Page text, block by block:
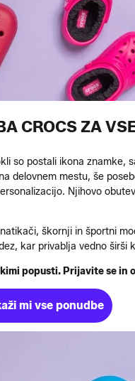
CROCS ZA
so postali ikona znamke,
mestu, še
Njihovo
škornji in športni
kar privablja vedno širši
popusti. Prijavite se in
mi vse ponudbe